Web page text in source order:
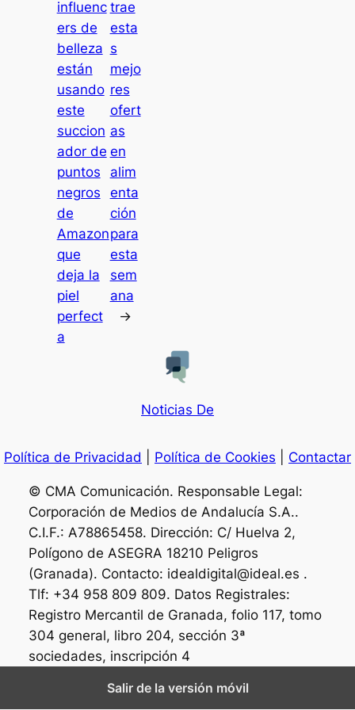
influenc
ers de
belleza
están
usando
este
succion
ador de
puntos
negros
de
Amazon
que
deja la
piel
perfect
a
trae
esta
s
mejo
res
ofert
as
en
alim
enta
ción
para
esta
sem
ana
→
Noticias De
Política de Privacidad Política de Cookies Contactar
© CMA Comunicación. Responsable Legal:
Corporación de Medios de Andalucía S.A..
C.I.F.: A78865458. Dirección: C/ Huelva 2,
Polígono de ASEGRA 18210 Peligros
(Granada). Contacto: idealdigital@ideal.es .
Tlf: +34 958 809 809. Datos Registrales:
Registro Mercantil de Granada, folio 117, tomo
304 general, libro 204, sección 3ª
sociedades, inscripción 4
Salir de la versión móvil